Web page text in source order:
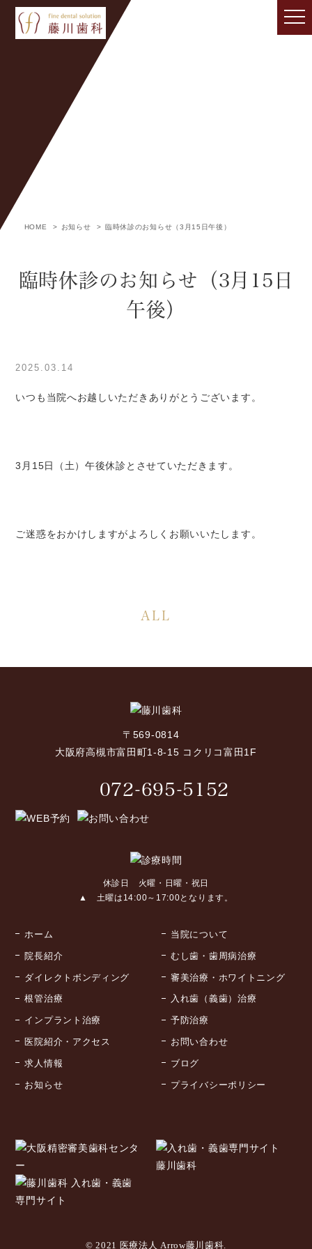
HOME お知らせ 臨時休診のお知らせ（3月15日午後）
臨時休診のお知らせ（3月15日
午後）
2025.03.14
いつも当院へお越しいただきありがとうございます。
3月15日（土）午後休診とさせていただきます。
ご迷惑をおかけしますがよろしくお願いいたします。
ALL
〒569-0814
大阪府高槻市富田町1-8-15 コクリコ富田1F
072-695-5152
休診日 火曜・日曜・祝日
▲ 土曜は14:00～17:00となります。
ホーム 当院について
院長紹介 むし歯・歯周病治療
ダイレクトボンディング 審美治療・ホワイトニング
根管治療 入れ歯（義歯）治療
インプラント治療 予防治療
医院紹介・アクセス お問い合わせ
求人情報 ブログ
お知らせ プライバシーポリシー
© 2021 医療法人 Arrow藤川歯科.